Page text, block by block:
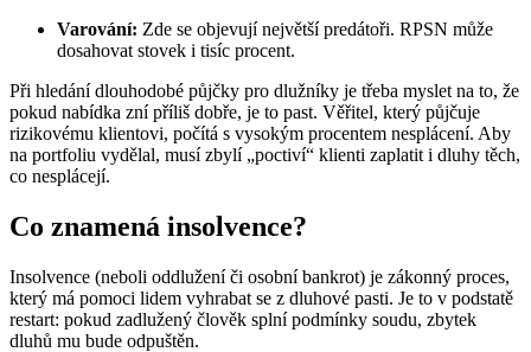
Varování: Zde se objevují největší predátoři. RPSN může
dosahovat stovek i tisíc procent.
Při hledání dlouhodobé půjčky pro dlužníky je třeba myslet na to, že
pokud nabídka zní příliš dobře, je to past. Věřitel, který půjčuje
rizikovému klientovi, počítá s vysokým procentem nesplácení. Aby
na portfoliu vydělal, musí zbylí „poctiví“ klienti zaplatit i dluhy těch,
co nesplácejí.
Co znamená insolvence?
Insolvence (neboli oddlužení či osobní bankrot) je zákonný proces,
který má pomoci lidem vyhrabat se z dluhové pasti. Je to v podstatě
restart: pokud zadlužený člověk splní podmínky soudu, zbytek
dluhů mu bude odpuštěn.